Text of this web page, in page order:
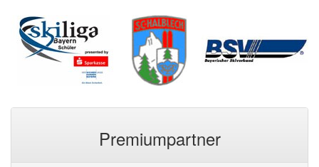
Premiumpartner